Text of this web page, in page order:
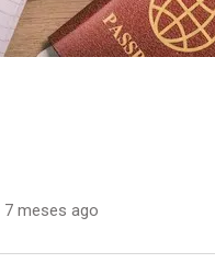
7 meses ago